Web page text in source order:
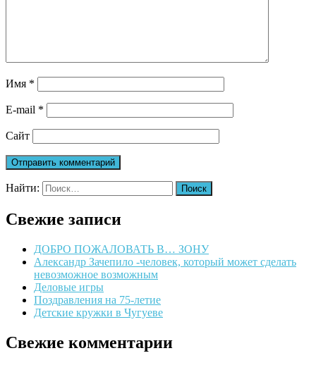
Имя *
E-mail *
Сайт
Найти:
Свежие записи
ДОБРО ПОЖАЛОВАТЬ В… ЗОНУ
Александр Зачепило -человек, который может сделать
невозможное возможным
Деловые игры
Поздравления на 75-летие
Детские кружки в Чугуеве
Свежие комментарии